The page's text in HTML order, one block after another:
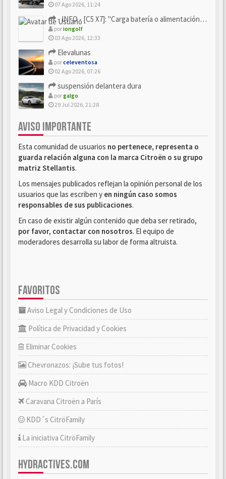
07 Ago 2026, 11:24
- INFO - [C5 X7]: "Carga batería o alimentación eléctri...
poriongolf
03 Ago 2026, 12:33
Elevalunas
porceleventosa
02 Ago 2026, 07:26
suspensión delantera dura
porgalgo
29 Jul 2026, 21:28
AVISO IMPORTANTE
Esta comunidad de usuarios no pertenece, representa o
guarda relación alguna con la marca Citroën o su grupo
matriz Stellantis.
Los mensajes publicados reflejan la opinión personal de los
usuarios que las escriben y en ningún caso somos
responsables de sus publicaciones.
En caso de existir algún contenido que deba ser retirado,
por favor, contactar con nosotros. El equipo de
moderadores desarrolla su labor de forma altruista.
FAVORITOS
Aviso Legal y Condiciones de Uso
Política de Privacidad y Cookies
Eliminar Cookies
Chevronazos: ¡Sube tus fotos!
Macro KDD Citroën
Caravana Citroën a París
KDD´s CitröFamily
La iniciativa CitröFamily
HYDRACTIVES.COM